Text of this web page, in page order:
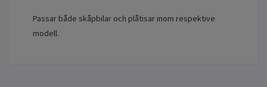
Passar både skåpbilar och plåtisar inom respektive
modell.